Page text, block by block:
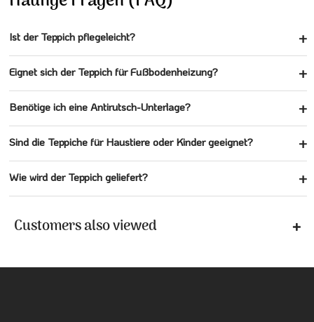
Ist der Teppich pflegeleicht?
Eignet sich der Teppich für Fußbodenheizung?
Benötige ich eine Antirutsch-Unterlage?
Sind die Teppiche für Haustiere oder Kinder geeignet?
Wie wird der Teppich geliefert?
Customers also viewed